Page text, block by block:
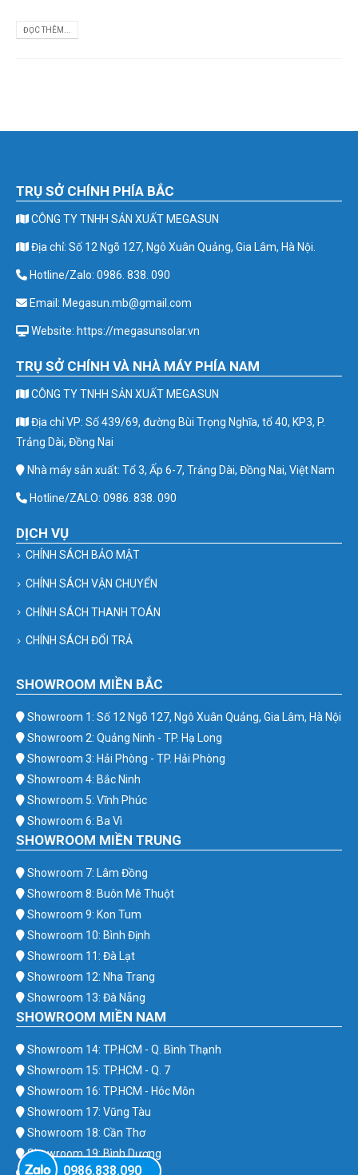
ĐỌC THÊM...
TRỤ SỞ CHÍNH PHÍA BẮC
CÔNG TY TNHH SẢN XUẤT MEGASUN
Địa chỉ: Số 12 Ngõ 127, Ngô Xuân Quảng, Gia Lâm, Hà Nội.
Hotline/Zalo: 0986. 838. 090
Email: Megasun.mb@gmail.com
Website: https://megasunsolar.vn
TRỤ SỞ CHÍNH VÀ NHÀ MÁY PHÍA NAM
CÔNG TY TNHH SẢN XUẤT MEGASUN
Địa chỉ VP: Số 439/69, đường Bùi Trọng Nghĩa, tổ 40, KP3, P.
Trảng Dài, Đồng Nai
Nhà máy sản xuất: Tổ 3, Ấp 6-7, Trảng Dài, Đồng Nai, Việt Nam
Hotline/ZALO: 0986. 838. 090
DỊCH VỤ
CHÍNH SÁCH BẢO MẬT
CHÍNH SÁCH VẬN CHUYỂN
CHÍNH SÁCH THANH TOÁN
CHÍNH SÁCH ĐỔI TRẢ
SHOWROOM MIỀN BẮC
Showroom 1: Số 12 Ngõ 127, Ngô Xuân Quảng, Gia Lâm, Hà Nội
Showroom 2: Quảng Ninh - TP. Hạ Long
Showroom 3: Hải Phòng - TP. Hải Phòng
Showroom 4: Bắc Ninh
Showroom 5: Vĩnh Phúc
Showroom 6: Ba Vì
SHOWROOM MIỀN TRUNG
Showroom 7: Lâm Đồng
Showroom 8: Buôn Mê Thuột
Showroom 9: Kon Tum
Showroom 10: Bình Định
Showroom 11: Đà Lạt
Showroom 12: Nha Trang
Showroom 13: Đà Nẵng
SHOWROOM MIỀN NAM
Showroom 14: TP.HCM - Q. Bình Thạnh
Showroom 15: TP.HCM - Q. 7
Showroom 16: TP.HCM - Hóc Môn
Showroom 17: Vũng Tàu
Showroom 18: Cần Thơ
Showroom 19: Bình Dương
0986.838.090